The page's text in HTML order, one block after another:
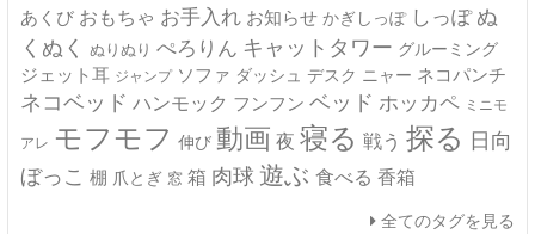
あくび おもちゃ お手入れ お知らせ かぎしっぽ しっぽ ぬ
くぬく ぬりぬり ぺろりん キャットタワー グルーミング
ジェット耳 ジャンプ ソファ ダッシュ デスク ニャー ネコパンチ
ネコベッド ハンモック フンフン ベッド ホッカペ ミニモ
アレ モフモフ 伸び 動画 夜 寝る 戦う 探る 日向
ぼっこ 棚 爪とぎ 窓 箱 肉球 遊ぶ 食べる 香箱
全てのタグを見る